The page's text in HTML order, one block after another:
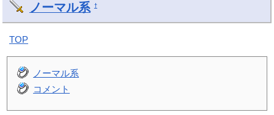
ノーマル系 †
TOP
ノーマル系
コメント